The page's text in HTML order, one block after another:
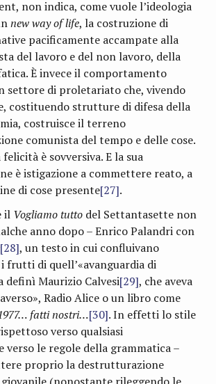
non indica, come vuole l’ideologia
new way of life, la costruzione di
pacificamente accampate alla
del lavoro e del non lavoro, della
È invece il comportamento
settore di proletariato che, vivendo
costituendo strutture di difesa della
costruisce il terreno
comunista del tempo e delle cose.
è sovversiva. E la sua
è istigazione a commettere reato, a
di cose presente[27].
il Vogliamo tutto del Settantasette non
anno dopo – Enrico Palandri con
[28], un testo in cui confluivano
frutti di quell’«avanguardia di
definì Maurizio Calvesi[29], che aveva
Radio Alice o un libro come
fatti nostri…[30]. In effetti lo stile
verso qualsiasi
verso le regole della grammatica –
proprio la destrutturazione